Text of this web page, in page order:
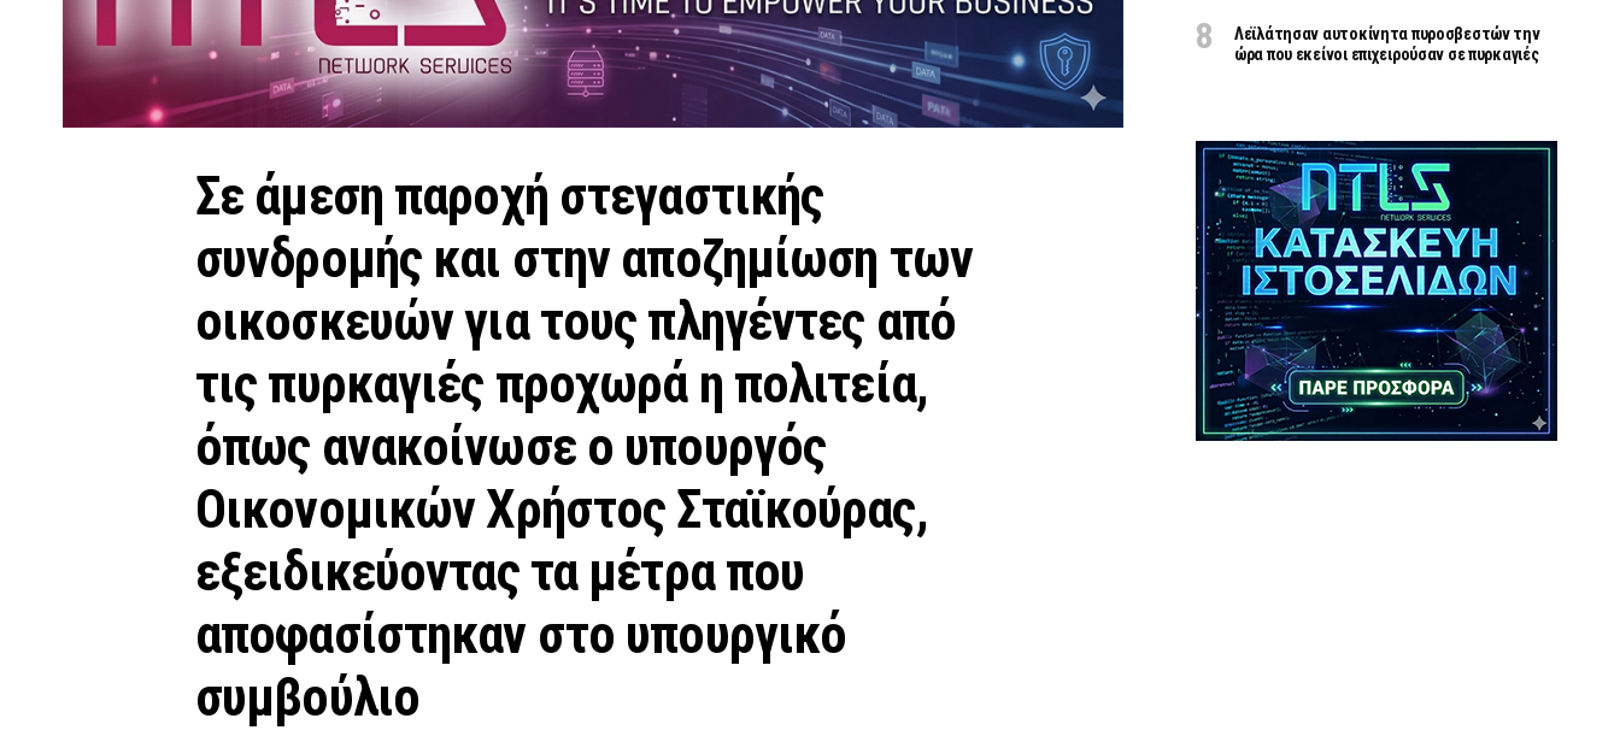
Σε άμεση παροχή στεγαστικής
συνδρομής και στην αποζημίωση των
οικοσκευών για τους πληγέντες από
τις πυρκαγιές προχωρά η πολιτεία,
όπως ανακοίνωσε ο υπουργός
Οικονομικών Χρήστος Σταϊκούρας,
εξειδικεύοντας τα μέτρα που
αποφασίστηκαν στο υπουργικό
συμβούλιο
Λεϊλάτησαν αυτοκίνητα πυροσβεστών την
ώρα που εκείνοι επιχειρούσαν σε πυρκαγιές